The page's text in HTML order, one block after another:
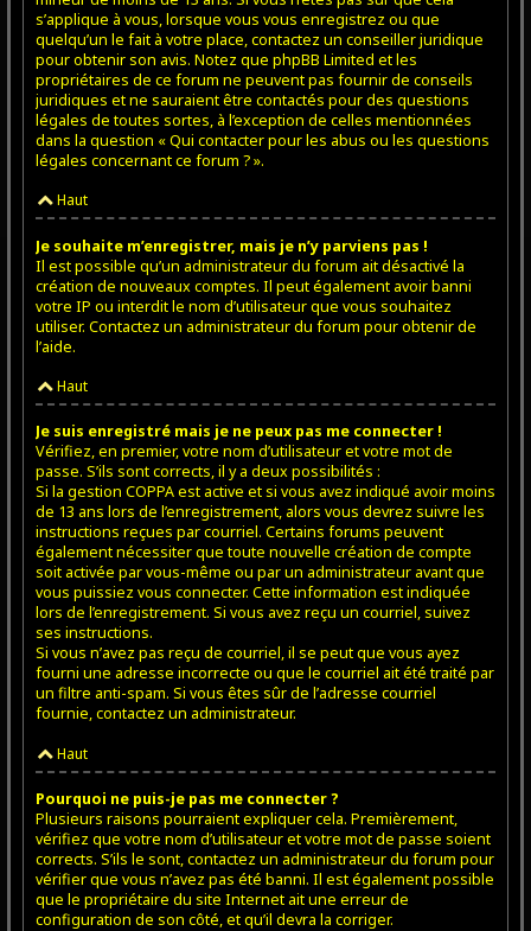
s’applique à vous, lorsque vous vous enregistrez ou que
quelqu’un le fait à votre place, contactez un conseiller juridique
pour obtenir son avis. Notez que phpBB Limited et les
propriétaires de ce forum ne peuvent pas fournir de conseils
juridiques et ne sauraient être contactés pour des questions
légales de toutes sortes, à l’exception de celles mentionnées
dans la question « Qui contacter pour les abus ou les questions
légales concernant ce forum ? ».
Haut
Je souhaite m’enregistrer, mais je n’y parviens pas !
Il est possible qu’un administrateur du forum ait désactivé la
création de nouveaux comptes. Il peut également avoir banni
votre IP ou interdit le nom d’utilisateur que vous souhaitez
utiliser. Contactez un administrateur du forum pour obtenir de
l’aide.
Haut
Je suis enregistré mais je ne peux pas me connecter !
Vérifiez, en premier, votre nom d’utilisateur et votre mot de
passe. S’ils sont corrects, il y a deux possibilités :
Si la gestion COPPA est active et si vous avez indiqué avoir moins
de 13 ans lors de l’enregistrement, alors vous devrez suivre les
instructions reçues par courriel. Certains forums peuvent
également nécessiter que toute nouvelle création de compte
soit activée par vous-même ou par un administrateur avant que
vous puissiez vous connecter. Cette information est indiquée
lors de l’enregistrement. Si vous avez reçu un courriel, suivez
ses instructions.
Si vous n’avez pas reçu de courriel, il se peut que vous ayez
fourni une adresse incorrecte ou que le courriel ait été traité par
un filtre anti-spam. Si vous êtes sûr de l’adresse courriel
fournie, contactez un administrateur.
Haut
Pourquoi ne puis-je pas me connecter ?
Plusieurs raisons pourraient expliquer cela. Premièrement,
vérifiez que votre nom d’utilisateur et votre mot de passe soient
corrects. S’ils le sont, contactez un administrateur du forum pour
vérifier que vous n’avez pas été banni. Il est également possible
que le propriétaire du site Internet ait une erreur de
configuration de son côté, et qu’il devra la corriger.